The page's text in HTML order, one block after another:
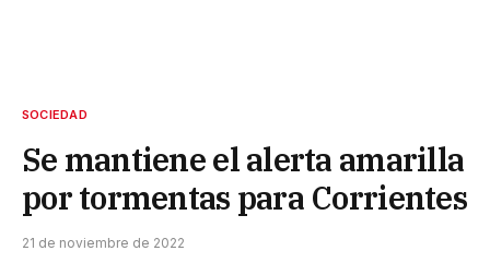
SOCIEDAD
Se mantiene el alerta amarilla
por tormentas para Corrientes
21 de noviembre de 2022